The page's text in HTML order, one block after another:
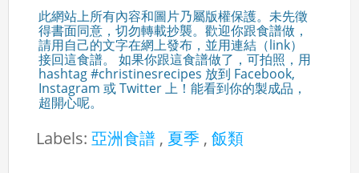
此網站上所有內容和圖片乃屬版權保護。未先徵
得書面同意，切勿轉載抄襲。歡迎你跟食譜做，
請用自己的文字在網上發布，並用連結（link）
接回這食譜。 如果你跟這食譜做了，可拍照，用
hashtag #christinesrecipes 放到 Facebook,
Instagram 或 Twitter 上！能看到你的製成品，
超開心呢。
Labels:亞洲食譜 , 夏季 ,飯類